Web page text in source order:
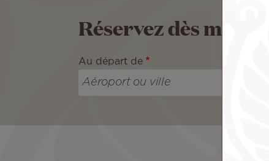
Réservez dès
Au départ de